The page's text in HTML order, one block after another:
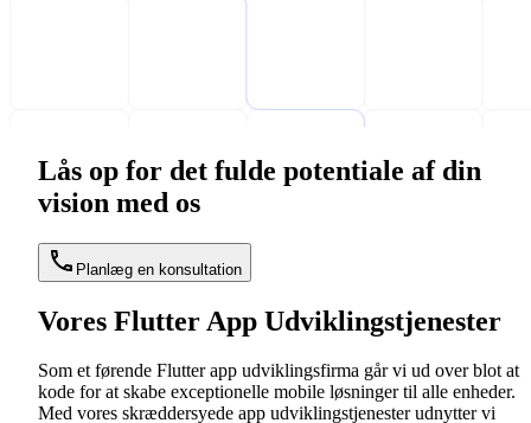
Lås op for det fulde potentiale af din
vision med os
Planlæg en konsultation
Vores Flutter App Udviklingstjenester
Som et førende Flutter app udviklingsfirma går vi ud over blot at
kode for at skabe exceptionelle mobile løsninger til alle enheder.
Med vores skræddersyede app udviklingstjenester udnytter vi